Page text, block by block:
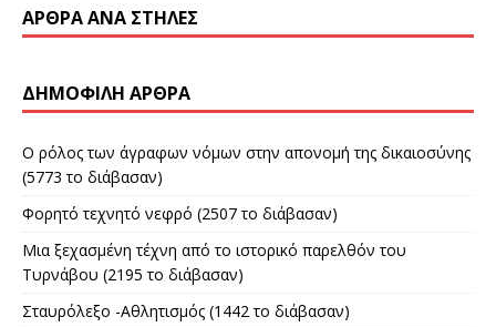
ΆΡΘΡΑ ΑΝΆ ΣΤΉΛΕΣ
ΔΗΜΟΦΙΛΉ ΆΡΘΡΑ
Ο ρόλος των άγραφων νόμων στην απονομή της δικαιοσύνης
(5773 το διάβασαν)
Φορητό τεχνητό νεφρό (2507 το διάβασαν)
Μια ξεχασμένη τέχνη από το ιστορικό παρελθόν του
Τυρνάβου (2195 το διάβασαν)
Σταυρόλεξο -Αθλητισμός (1442 το διάβασαν)